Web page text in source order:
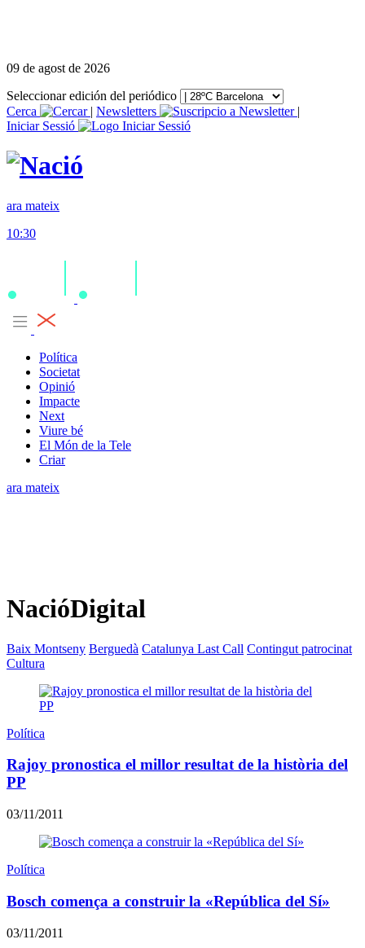
09 de agost de 2026
Seleccionar edición del periódico
Cerca
| Newsletters
|
Iniciar Sessió
ara mateix
10:30
Política
Societat
Opinió
Impacte
Next
Viure bé
El Món de la Tele
Criar
ara mateix
NacióDigital
Baix Montseny Berguedà Catalunya Last Call Contingut patrocinat
Cultura
Política
Rajoy pronostica el millor resultat de la història del
PP
03/11/2011
Política
Bosch comença a construir la «República del Sí»
03/11/2011